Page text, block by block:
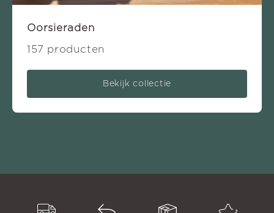
Oorsieraden
157 producten
Bekijk collectie